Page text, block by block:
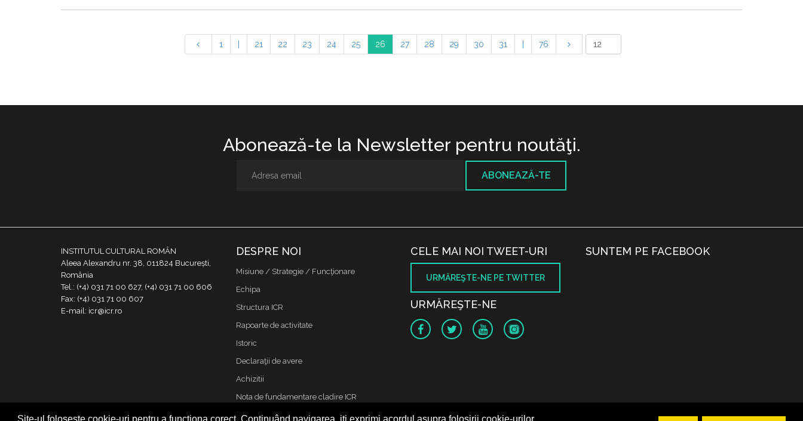
Site-ul folosește cookie-uri pentru a funcționa corect. Continuând navigarea, iți exprimi acordul asupra folosirii cookie-urilor.
1 21 22 23 24 25 26 27 28 29 30 31 76
Abonează-te la Newsletter pentru noutăţi.
ABONEAZĂ-TE
INSTITUTUL CULTURAL ROMÂN
Aleea Alexandru nr. 38, 011824 București,
România
Tel.: (+4) 031 71 00 627, (+4) 031 71 00 606
Fax: (+4) 031 71 00 607
E-mail: icr@icr.ro
DESPRE NOI
Misiune / Strategie / Funcţionare
Echipa
Structura ICR
Rapoarte de activitate
Istoric
Declaraţii de avere
Achizitii
Nota de fundamentare cladire ICR
Contact
CELE MAI NOI TWEET-URI
URMĂREŞTE-NE PE TWITTER
URMĂREŞTE-NE
SUNTEM PE FACEBOOK